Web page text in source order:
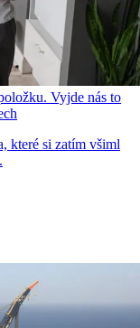
Vyjde nás to
které si zatím všiml